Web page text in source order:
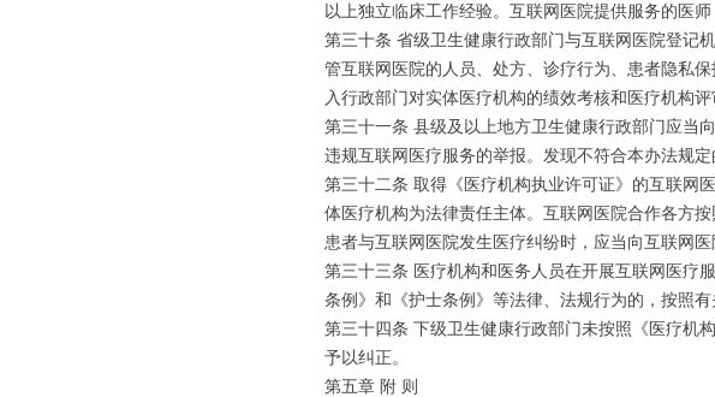
以上独立临床工作经验。互联网医院提供服务的医
第三十条 省级卫生健康行政部门与互联网医院登记
管互联网医院的人员、处方、诊疗行为、患者隐私
入行政部门对实体医疗机构的绩效考核和医疗机构
第三十一条 县级及以上地方卫生健康行政部门应当
违规互联网医疗服务的举报。发现不符合本办法规定
第三十二条 取得《医疗机构执业许可证》的互联网
体医疗机构为法律责任主体。互联网医院合作各方按
患者与互联网医院发生医疗纠纷时，应当向互联网
第三十三条 医疗机构和医务人员在开展互联网医疗
条例》和《护士条例》等法律、法规行为的，按照有
第三十四条 下级卫生健康行政部门未按照《医疗机
予以纠正。
第五章 附 则